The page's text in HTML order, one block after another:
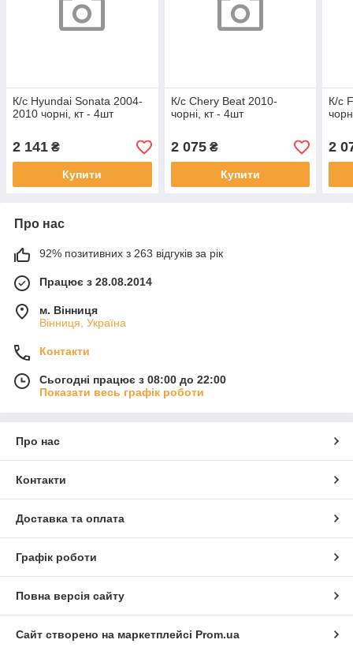
К/с Hyundai Sonata 2004-
2010 чорні, кт - 4шт
2 141 ₴
Купити
К/с Chery Beat 2010-
чорні, кт - 4шт
2 075₴
Купити
К/с
2
Про нас
92% позитивних з 263 відгуків за рік
Працює з 28.08.2014
м. Вінниця
Вінниця, Україна
Контакти
Сьогодні працює з 08:00 до 22:00
Показати весь графік роботи
Про нас
Контакти
Доставка та оплата
Графік роботи
Повна версія сайту
Сайт створено на маркетплейсі Prom.ua